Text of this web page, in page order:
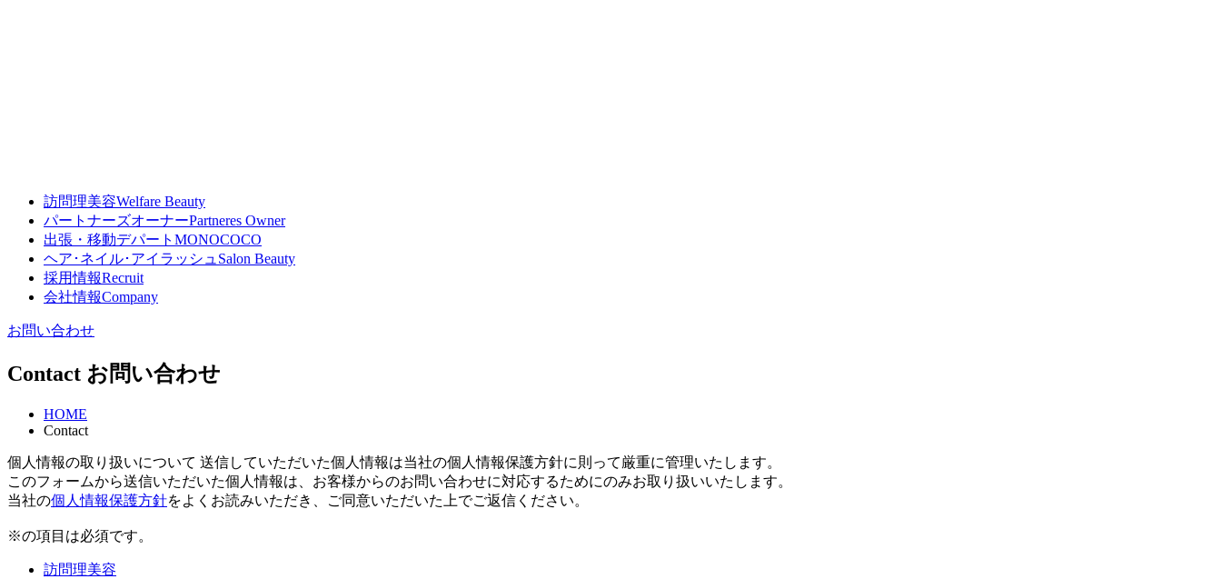
訪問理美容Welfare Beauty
パートナーズオーナーPartneres Owner
出張・移動デパート MONOCOCO
ヘア･ネイル･アイラッシュ Salon Beauty
採用情報Recruit
会社情報Company
お問い合わせ
Contact お問い合わせ
HOME
Contact
個人情報の取り扱いについて 送信していただいた個人情報は当社の個人情報保護方針に則って厳重に管理いたします。
このフォームから送信いただいた個人情報は、お客様からのお問い合わせに対応するためにのみお取り扱いいたします。
当社の個人情報保護方針をよくお読みいただき、ご同意いただいた上でご返信ください。
※の項目は必須です。
訪問理美容